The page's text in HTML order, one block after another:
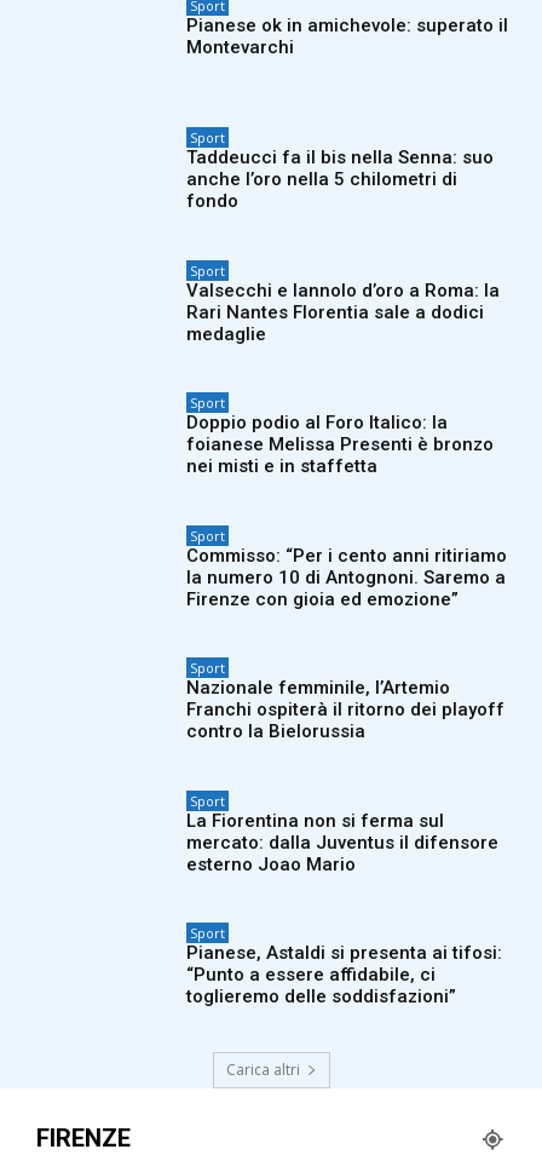
Sport
Pianese ok in amichevole: superato il
Montevarchi
Sport
Taddeucci fa il bis nella Senna: suo
anche l’oro nella 5 chilometri di
fondo
Sport
Valsecchi e Iannolo d’oro a Roma: la
Rari Nantes Florentia sale a dodici
medaglie
Sport
Doppio podio al Foro Italico: la
foianese Melissa Presenti è bronzo
nei misti e in staffetta
Sport
Commisso: “Per i cento anni ritiriamo
la numero 10 di Antognoni. Saremo a
Firenze con gioia ed emozione”
Sport
Nazionale femminile, l’Artemio
Franchi ospiterà il ritorno dei playoff
contro la Bielorussia
Sport
La Fiorentina non si ferma sul
mercato: dalla Juventus il difensore
esterno Joao Mario
Sport
Pianese, Astaldi si presenta ai tifosi:
“Punto a essere affidabile, ci
toglieremo delle soddisfazioni”
Carica altri
FIRENZE